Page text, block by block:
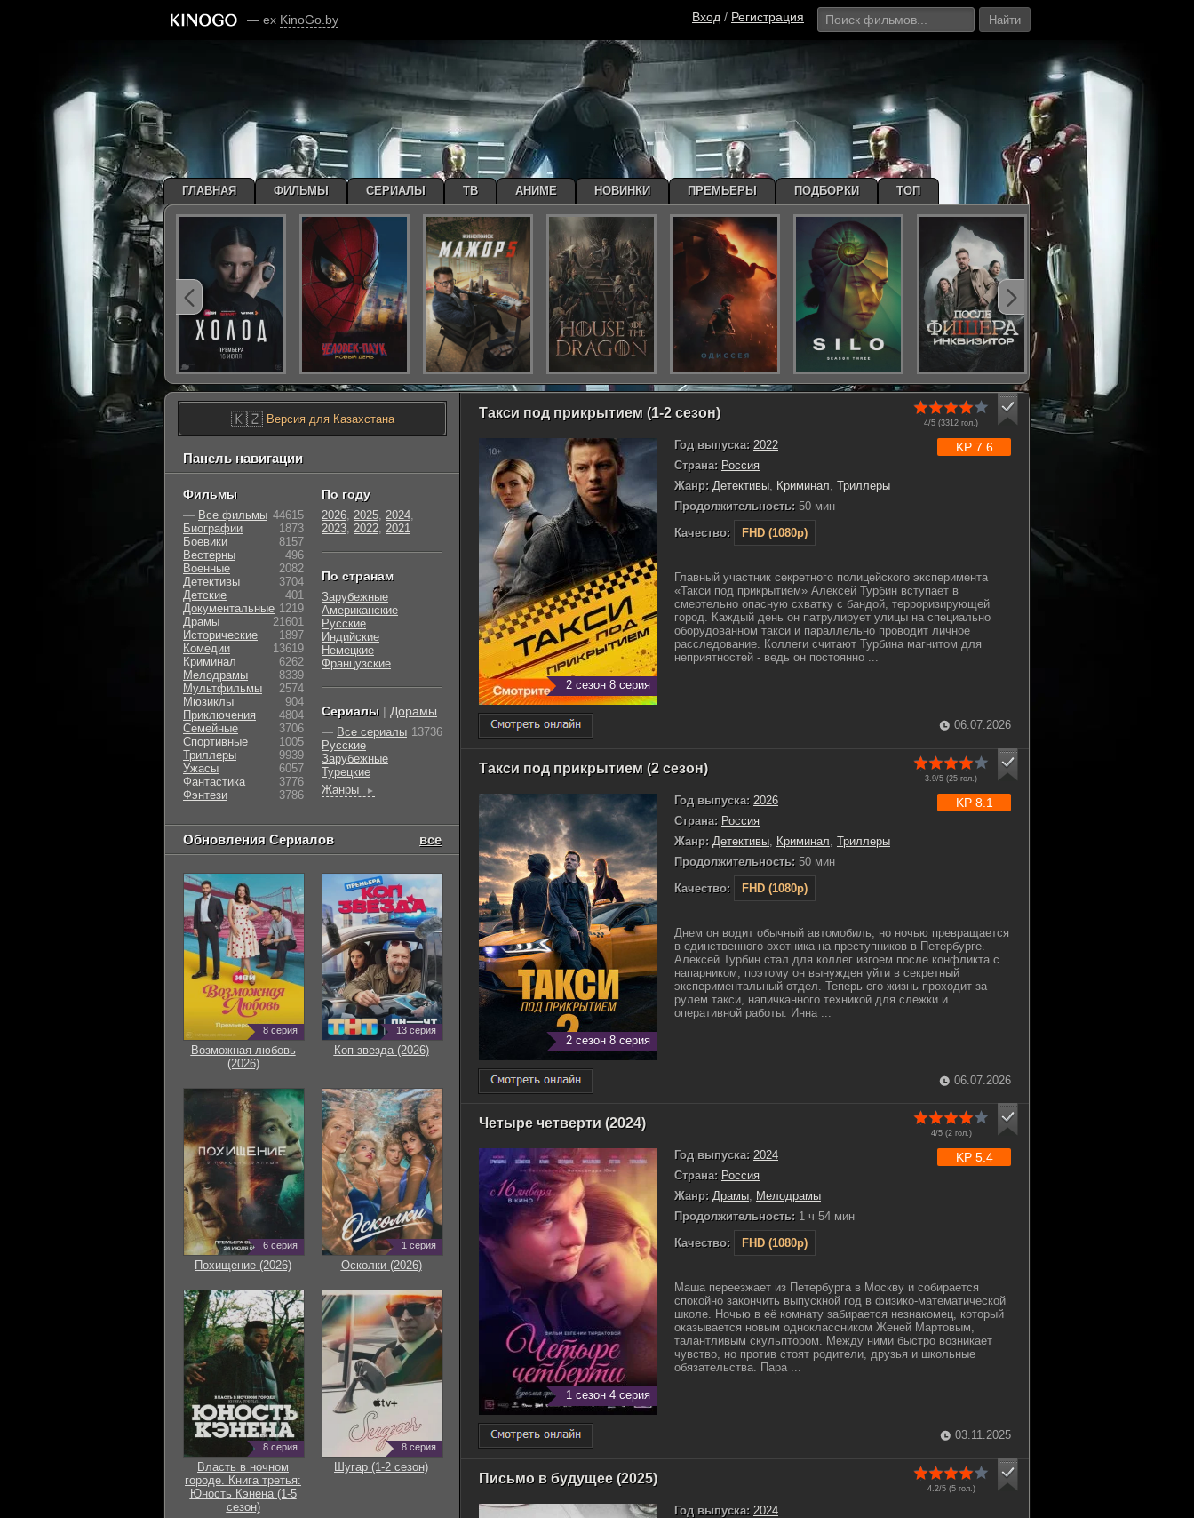
— ex KinoGo.by Вход / Регистрация Найти
Такси под прикрытием (1-2 сезон)
4/5 (3312 гол.)
2 сезон 8 серия
Год выпуска: 2022
Страна: Россия
Жанр: Детективы, Криминал, Триллеры
Продолжительность: 50 мин
Качество:
FHD (1080p)
KP 7.6
Главный участник секретного полицейского эксперимента
«Такси под прикрытием» Алексей Турбин вступает в
смертельно опасную схватку с бандой, терроризирующей
город. Каждый день он патрулирует улицы на специально
оборудованном такси и параллельно проводит личное
расследование. Коллеги считают Турбина магнитом для
неприятностей - ведь он постоянно ...
06.07.2026
Такси под прикрытием (2 сезон)
3.9/5 (25 гол.)
2 сезон 8 серия
Год выпуска: 2026
Страна: Россия
Жанр: Детективы Криминал Триллеры
Продолжительность: 50 мин
Качество:
FHD (1080p)
KP 8.1
Днем он водит обычный автомобиль, но ночью превращается
в единственного охотника на преступников в Петербурге.
Алексей Турбин стал для коллег изгоем после конфликта с
напарником, поэтому он вынужден уйти в секретный
экспериментальный отдел. Теперь его жизнь проходит за
рулем такси, напичканного техникой для слежки и
оперативной работы. Инна ...
06.07.2026
Четыре четверти (2024)
4/5 (2гол.)
1 сезон 4 серия
Год выпуска: 2024
Страна: Россия
Жанр: Драмы, Мелодрамы
Продолжительность: 1 ч 54 мин
Качество:
FHD (1080p)
KP 5.4
Маша переезжает из Петербурга в Москву и собирается
спокойно закончить выпускной год в физико-математической
школе. Ночью в её комнату забирается незнакомец, который
оказывается новым одноклассником Женей Мартовым,
талантливым скульптором. Между ними быстро возникает
чувство, но против стоят родители, друзья и школьные
обязательства. Пара ...
03.11.2025
Письмо в будущее (2025)
4.2/5 (5гол.)
Год выпуска: 2024
🇰🇿Версия для Казахстана
Панель навигации
Фильмы
— Все фильмы 44615
Биографии
1873
Боевики
8157
Вестерны
496
Военные
2082
Детективы
3704
Детские
401
Документальные 1219
Драмы
21601
Исторические
1897
Комедии
13619
Криминал
6262
Мелодрамы
8339
Мультфильмы
2574
Мюзиклы
904
Приключения
4804
Семейные
3706
Cпортивные
1005
Триллеры
9939
Ужасы
6057
Фантастика
3776
Фэнтези
3786
По году
2026, 2025, 2024,
2023, 2022, 2021
По странам
Зарубежные
Американские
Русские
Индийские
Немецкие
Французские
Сериалы | Дорамы
— Все сериалы 13736
Русские
Зарубежные
Турецкие
Жанры
►
Обновления Сериалов все
8 серия
Возможная любовь
(2026)
13 серия
Коп-звезда (2026)
6 серия
Похищение (2026)
1 серия
Осколки (2026)
8 серия
Власть в ночном
городе. Книга третья:
Юность Кэнена (1-5
сезон)
8 серия
Шугар (1-2 сезон)
ГЛАВНАЯ ФИЛЬМЫ СЕРИАЛЫ ТВ АНИМЕ НОВИНКИ ПРЕМЬЕРЫ ПОДБОРКИ ТОП